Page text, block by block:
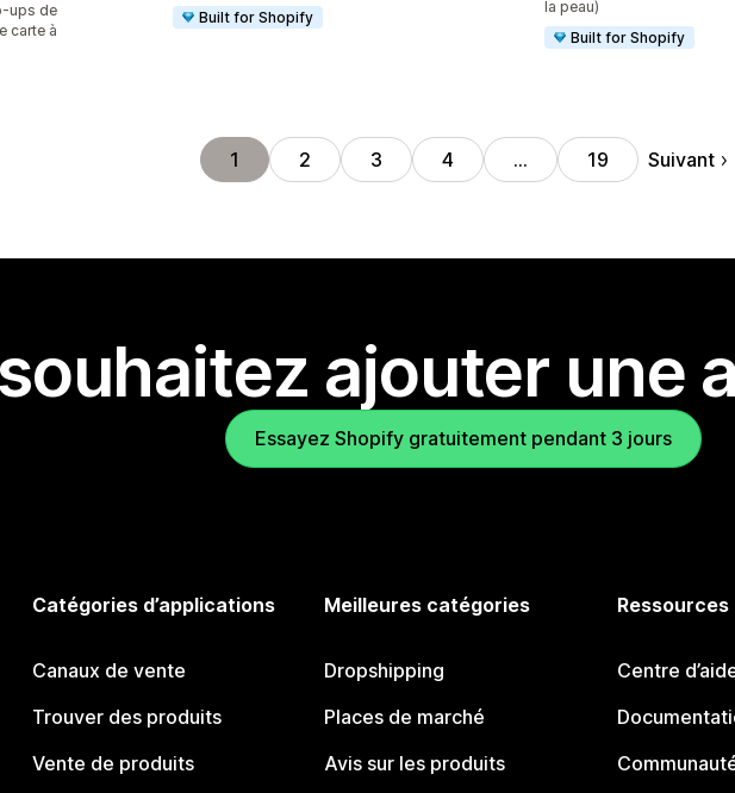
ups de
carte à
Built for Shopify
la peau)
Built for Shopify
1 2 3 4 … 19 Suivant
ajouter une
Essayez Shopify gratuitement pendant 3 jours
Catégories d’applications
Canaux de vente
Trouver des produits
Vente de produits
Meilleures catégories
Dropshipping
Places de marché
Avis sur les produits
Ressources
Centre